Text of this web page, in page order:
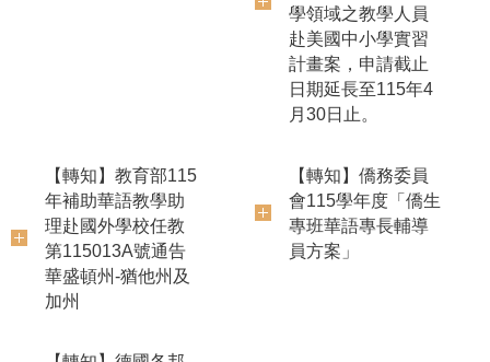
日止，詳如本部115
年補助華語教學助理
赴國外學校任教第
115014A號通告。
地牙哥聯合學區招聘
華語教學助理3名，聘
期自115年8月5日起
至116年5月28日止，
詳如本部115年補助
華語教學助理赴國外
號通告。
大學漢學系徵聘華語
教學助理1名，聘期自
115年10月1日至116
年7月31日止，詳如